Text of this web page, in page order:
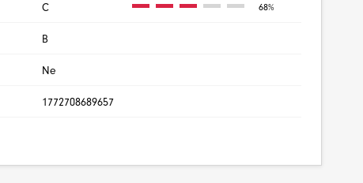
C 68%
B
Ne
1772708689657